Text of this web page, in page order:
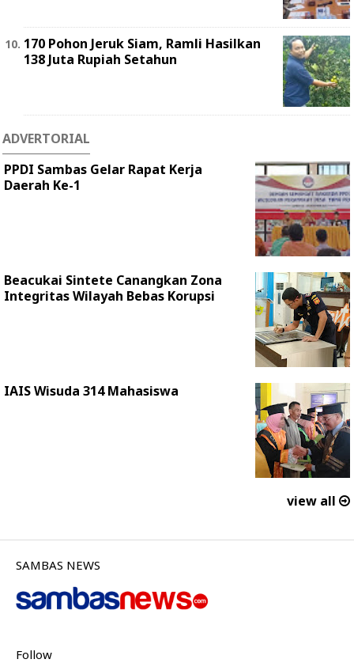
170 Pohon Jeruk Siam, Ramli Hasilkan
138 Juta Rupiah Setahun
ADVERTORIAL
PPDI Sambas Gelar Rapat Kerja
Daerah Ke-1
Beacukai Sintete Canangkan Zona
Integritas Wilayah Bebas Korupsi
IAIS Wisuda 314 Mahasiswa
view all
SAMBAS NEWS
Follow